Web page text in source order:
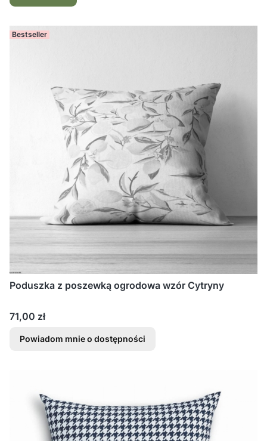
Bestseller
Poduszka z poszewką ogrodowa wzór Cytryny
Cena
71,00 zł
Powiadom mnie o dostępności